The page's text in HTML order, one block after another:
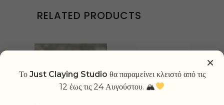
RELATED PRODUCTS
×
Το Just Claying Studio θα παραμείνει κλειστό από τις
12 έως τις 24 Αυγούστου. 🏔